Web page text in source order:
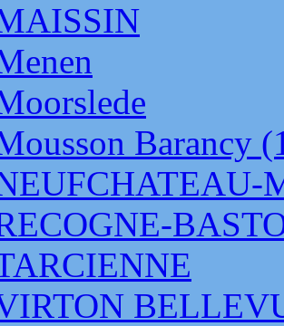
Barancy